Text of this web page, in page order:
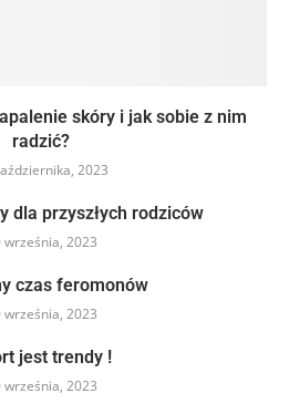
skóry i jak sobie z nim
radzić?
2023
dla przyszłych rodziców
września, 2023
czas feromonów
września, 2023
jest trendy !
września, 2023